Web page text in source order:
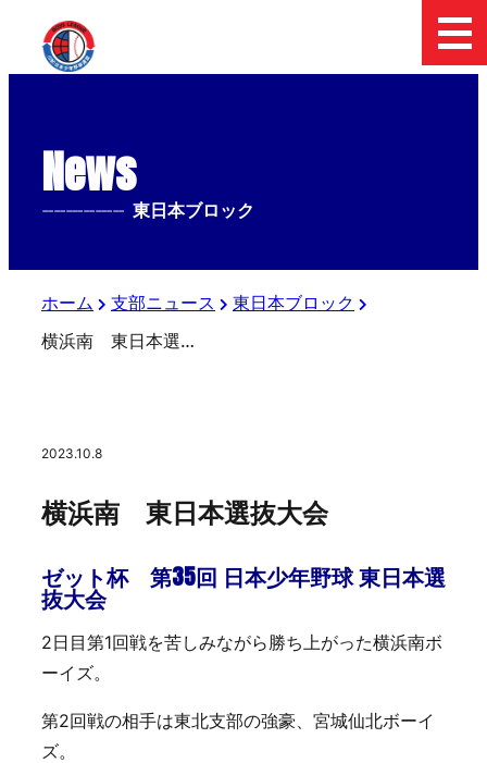
News
-------------- 東日本ブロック
ホーム 支部ニュース
東日本ブロック
横浜南 東日本選抜大会
2023.10.8
横浜南 東日本選抜大会
ゼット杯 第35回 日本少年野球 東日本選
抜大会
2日目第1回戦を苦しみながら勝ち上がった横浜南ボ
ーイズ。
第2回戦の相手は東北支部の強豪、宮城仙北ボーイ
ズ。